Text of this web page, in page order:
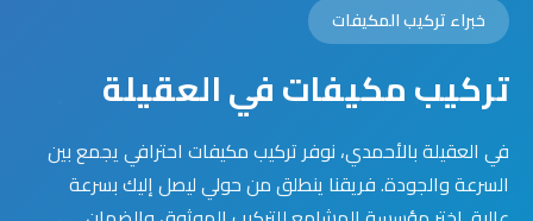
خبراء تركيب المكيفات
تركيب مكيفات في العقيلة
في العقيلة بالأحمدي، نوفر تركيب مكيفات احترافي يجمع بين
السرعة والجودة. فريقنا ينطلق من حولي ليصل إليك بسرعة